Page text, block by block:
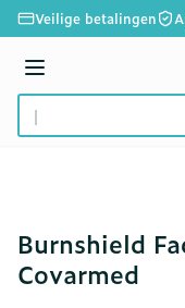
Ga naar de inhoud
Veilige betalingen
Menu
Product, merk,
Burnshield
Covarmed